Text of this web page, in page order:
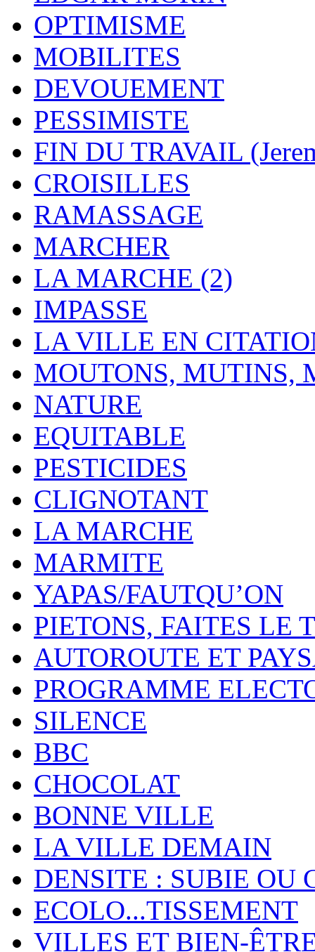
OPTIMISME
MOBILITES
DEVOUEMENT
PESSIMISTE
FIN DU TRAVAIL
CROISILLES
RAMASSAGE
MARCHER
LA MARCHE (2)
IMPASSE
LA VILLE EN
MOUTONS, MUTINS,
NATURE
EQUITABLE
PESTICIDES
CLIGNOTANT
LA MARCHE
MARMITE
YAPAS/FAUTQU’ON
PIETONS, FAITES LE
AUTOROUTE ET
PROGRAMME
SILENCE
BBC
CHOCOLAT
BONNE VILLE
LA VILLE DEMAIN
DENSITE : SUBIE OU
ECOLO...TISSEMENT
VILLES ET BIEN-